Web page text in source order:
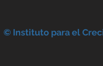
© Instituto para el